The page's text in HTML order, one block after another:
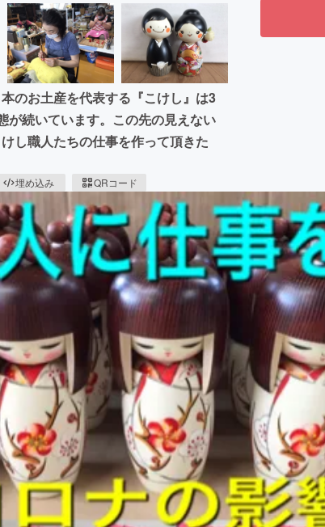
のお土産を代表する『こけし』は3
が続いています。この先の見えない
し職人たちの仕事を作って頂きた
埋め込み QRコード